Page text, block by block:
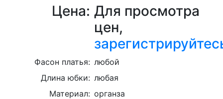
Цена: Для просмотра
цен,
Фасон платья: любой
Длина юбки: любая
Материал: органза